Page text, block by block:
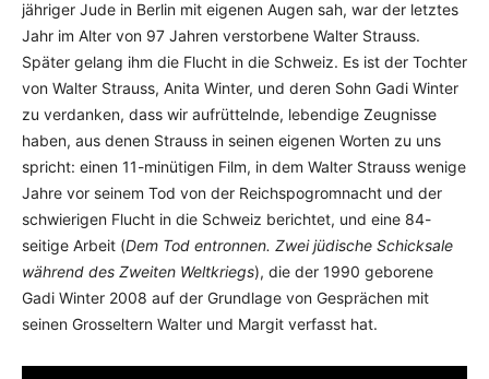
jähriger Jude in Berlin mit eigenen Augen sah, war der letztes
Jahr im Alter von 97 Jahren verstorbene Walter Strauss.
Später gelang ihm die Flucht in die Schweiz. Es ist der Tochter
von Walter Strauss, Anita Winter, und deren Sohn Gadi Winter
zu verdanken, dass wir aufrüttelnde, lebendige Zeugnisse
haben, aus denen Strauss in seinen eigenen Worten zu uns
spricht: einen 11-minütigen Film, in dem Walter Strauss wenige
Jahre vor seinem Tod von der Reichspogromnacht und der
schwierigen Flucht in die Schweiz berichtet, und eine 84-
seitige Arbeit (Dem Tod entronnen. Zwei jüdische Schicksale
während des Zweiten Weltkriegs), die der 1990 geborene
Gadi Winter 2008 auf der Grundlage von Gesprächen mit
seinen Grosseltern Walter und Margit verfasst hat.